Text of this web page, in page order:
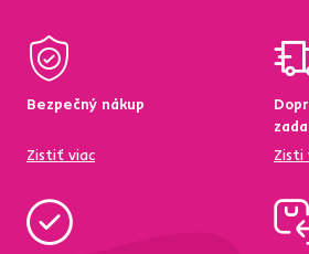
Bezpečný nákup
Zistiť viac
Zisti